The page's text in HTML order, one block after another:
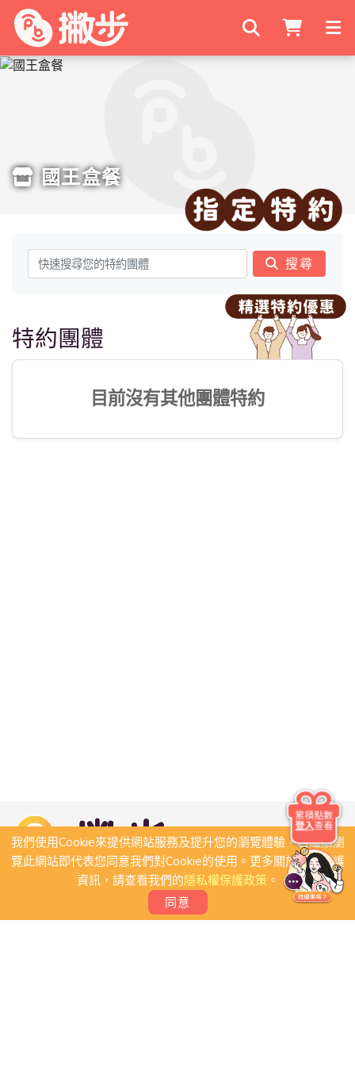
搜尋商家
國王盒餐
搜尋
特約團體
目前沒有其他團體特約
我們使用Cookie來提供網站服務及提升您的瀏覽體驗，若繼續瀏
覽此網站即代表您同意我們對Cookie的使用。更多關於隱私保護
資訊，請查看我們的隱私權保護政策。
同意
累積點數
登入查看